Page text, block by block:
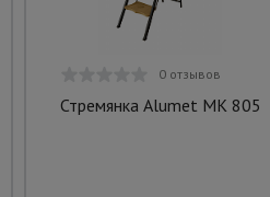
0 отзывов
Стремянка Alumet MK 805